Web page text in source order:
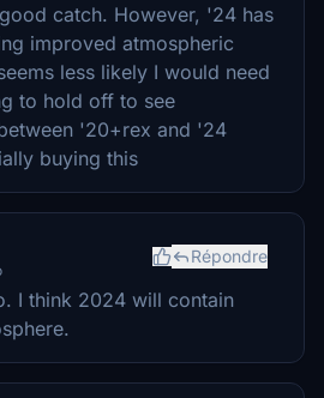
catch. However, '24 has
improved atmospheric
less likely I would need
to hold off to see
'20+rex and '24
buying this
Répondre
I think 2024 will contain